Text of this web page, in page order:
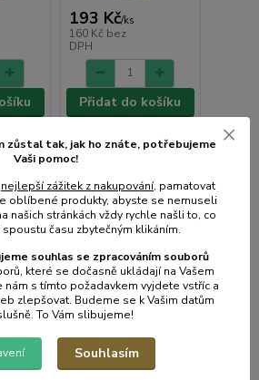
193 Kč/ks
160 Kč bez
DPH
Přidat do košíku
zůstal tak, jak ho znáte, potřebujeme
Vaši pomoc!
nejlepší zážitek z nakupování, pamatovat
oblíbené produkty, abyste se nemuseli
našich stránkách vždy rychle našli to, co
času zbytečným klikáním.
souhlas se zpracováním souborů
které se dočasně ukládají na Vašem
nám s tímto požadavkem vyjdete vstříc a
zlepšovat. Budeme se k Vašim datům
To Vám slibujeme!
Souhlasím